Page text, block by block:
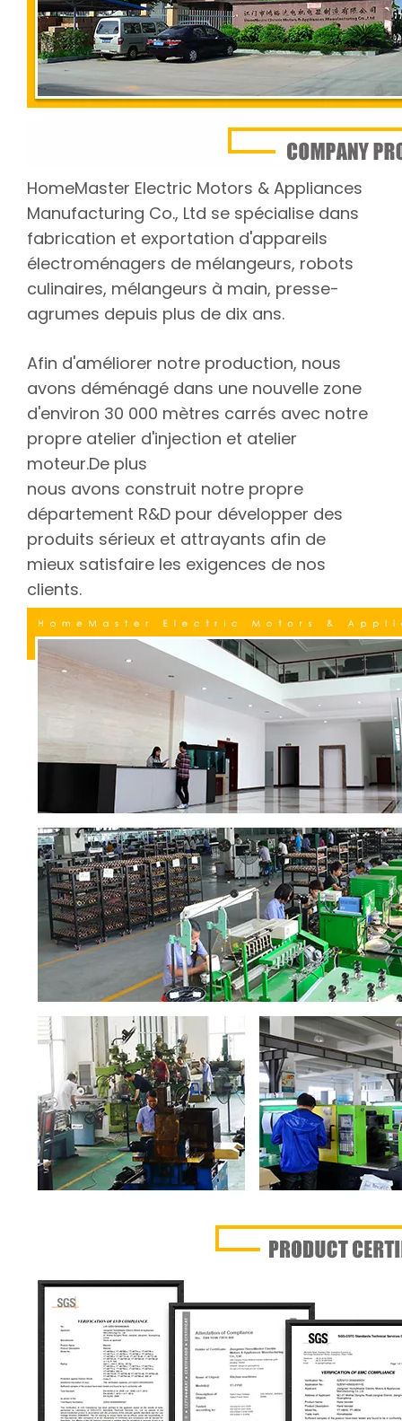
HomeMaster Electric Motors & Appliances
Manufacturing Co., Ltd se spécialise dans
fabrication et exportation d'appareils
électroménagers de mélangeurs, robots
culinaires, mélangeurs à main, presse-
agrumes depuis plus de dix ans.
Afin d'améliorer notre production, nous
avons déménagé dans une nouvelle zone
d'environ 30 000 mètres carrés avec notre
propre atelier d'injection et atelier
moteur.De plus
nous avons construit notre propre
département R&D pour développer des
produits sérieux et attrayants afin de
mieux satisfaire les exigences de nos
clients.